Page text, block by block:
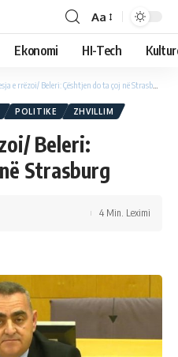
Aa
Ekonomi HI-Tech
e rrëzoi/ Beleri: Çështjen do ta çoj në Strasburg
POLITIKE ZHVILLIM
Beleri:
Strasburg
4 Min. Leximi